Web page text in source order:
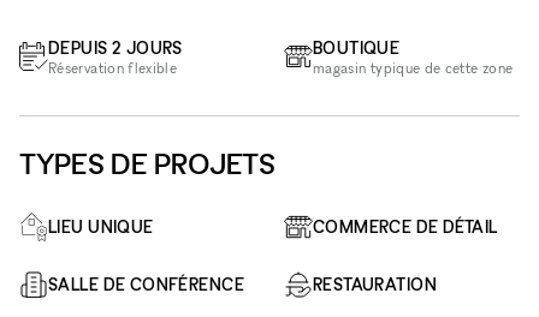
DEPUIS 2 JOURS
Réservation flexible
BOUTIQUE
magasin typique de cette zone
TYPES DE PROJETS
LIEU UNIQUE COMMERCE DE DÉTAIL
SALLE DE CONFÉRENCE RESTAURATION